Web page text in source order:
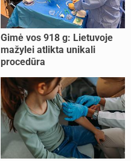
Gimė vos 918 g: Lietuvoje
mažylei atlikta unikali
procedūra